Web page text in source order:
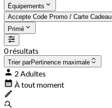
Équipements
Accepte Code Promo / Carte Cadeau
Primé
0 résultats
Trier parPertinence maximale
2 Adultes
À tout moment